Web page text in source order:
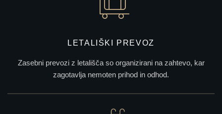
LETALIŠKI PREVOZ
Zasebni prevozi z letališča so organizirani na zahtevo, kar
zagotavlja nemoten prihod in odhod.